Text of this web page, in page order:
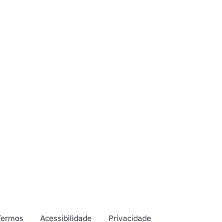
Acessibilidade Privacidade